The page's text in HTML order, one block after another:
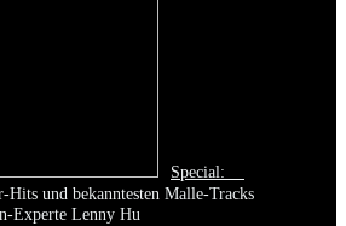
Special:
Hits und bekanntesten Malle-Tracks
Experte Lenny Hu